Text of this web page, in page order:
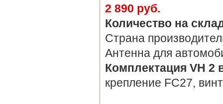
2 890 руб.
Количество на
Страна
Антенна для
Комплектация VH 2
крепление FC27,